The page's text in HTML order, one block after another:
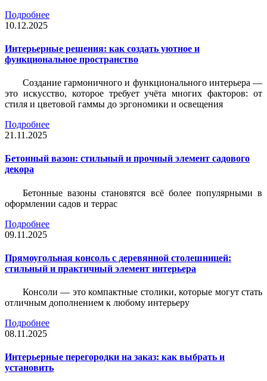
Подробнее
10.12.2025
Интерьерные решения: как создать уютное и
функциональное пространство
Создание гармоничного и функционального интерьера —
это искусство, которое требует учёта многих факторов: от
стиля и цветовой гаммы до эргономики и освещения
Подробнее
21.11.2025
Бетонный вазон: стильный и прочный элемент садового
декора
Бетонные вазоны становятся всё более популярными в
оформлении садов и террас
Подробнее
09.11.2025
Прямоугольная консоль с деревянной столешницей:
стильный и практичный элемент интерьера
Консоли — это компактные столики, которые могут стать
отличным дополнением к любому интерьеру
Подробнее
08.11.2025
Интерьерные перегородки на заказ: как выбрать и
установить